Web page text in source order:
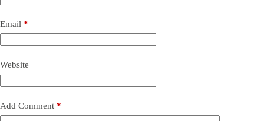
Email *
Website
Add Comment *